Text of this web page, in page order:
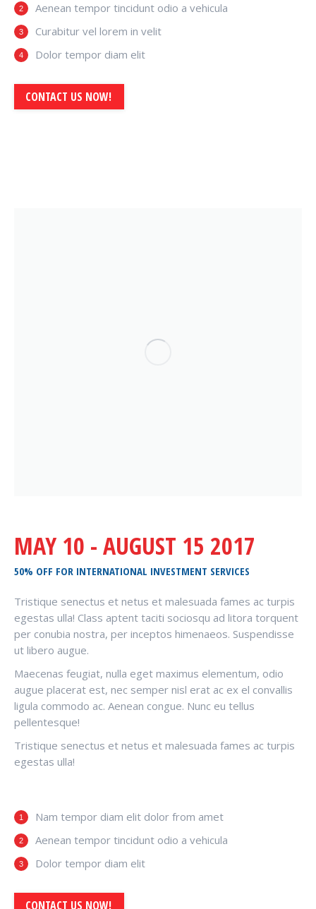
Aenean tempor tincidunt odio a vehicula
Curabitur vel lorem in velit
Dolor tempor diam elit
CONTACT US NOW!
MAY 10 - AUGUST 15 2017
50% OFF FOR INTERNATIONAL INVESTMENT SERVICES
Tristique senectus et netus et malesuada fames ac turpis
egestas ulla! Class aptent taciti sociosqu ad litora torquent
per conubia nostra, per inceptos himenaeos. Suspendisse
ut libero augue.
Maecenas feugiat, nulla eget maximus elementum, odio
augue placerat est, nec semper nisl erat ac ex el convallis
ligula commodo ac. Aenean congue. Nunc eu tellus
pellentesque!
Tristique senectus et netus et malesuada fames ac turpis
egestas ulla!
Nam tempor diam elit dolor from amet
Aenean tempor tincidunt odio a vehicula
Dolor tempor diam elit
CONTACT US NOW!